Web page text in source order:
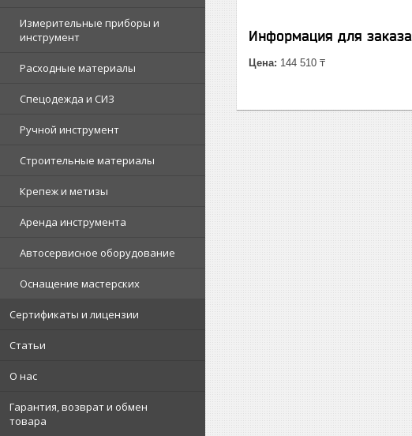
Измерительные приборы и
инструмент
Расходные материалы
Спецодежда и СИЗ
Ручной инструмент
Строительные материалы
Крепеж и метизы
Аренда инструмента
Автосервисное оборудование
Оснащение мастерских
Сертификаты и лицензии
Статьи
О нас
Гарантия, возврат и обмен
товара
Информация для заказа
Цена: 144 510 ₸